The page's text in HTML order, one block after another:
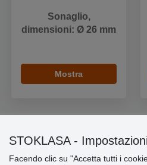
Sonaglio,
dimensioni: Ø 26 mm
Mostra
STOKLASA -
Facendo clic su "Accetta tutti i